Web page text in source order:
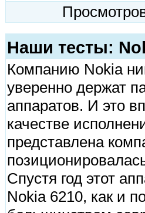
Наши тесты:
Компанию Nokia
уверенно держат
аппаратов. И это
качестве
представлена
Спустя год этот
Nokia 6210, как и